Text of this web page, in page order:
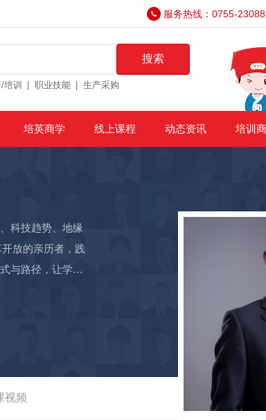
服务热线：0755-
搜索
/培训 职业技能 生产采购
培英商学 线上课程 动态资讯 培训
科技趋势、地缘
放的亲历者，践
与路径，让学员
资本运营，服务
，曾参与深圳卫
栏目《真话真
视频